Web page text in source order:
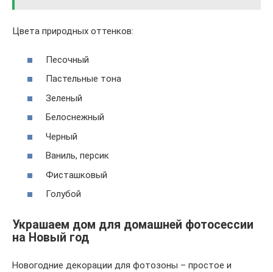
Цвета природных оттенков:
Песочный
Пастельные тона
Зеленый
Белоснежный
Черный
Ваниль, персик
Фисташковый
Голубой
Украшаем дом для домашней фотосессии
на Новый год
Новогодние декорации для фотозоны – простое и